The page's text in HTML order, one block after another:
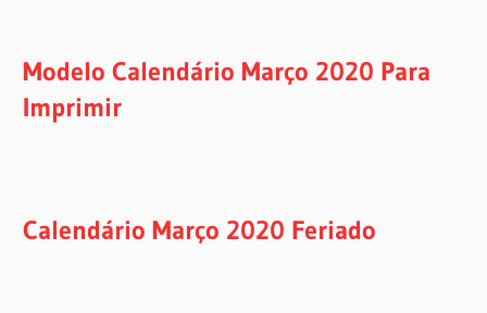
Modelo Calendário Março 2020 Para
Imprimir
Calendário Março 2020 Feriado